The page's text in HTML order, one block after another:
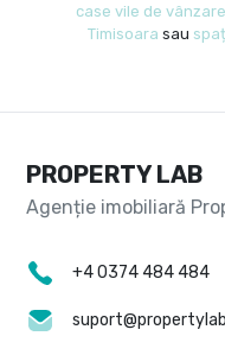
case vile de
Timisoara sau
PROPERTY LAB
+4 0374 484 484